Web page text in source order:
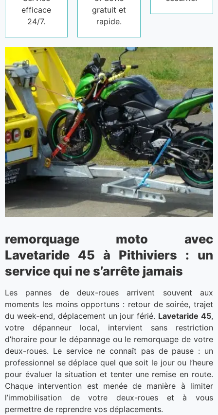
efficace
24/7.
gratuit et
rapide.
remorquage moto avec
Lavetaride 45 à Pithiviers : un
service qui ne s’arrête jamais
Les pannes de deux-roues arrivent souvent aux
moments les moins opportuns : retour de soirée, trajet
du week-end, déplacement un jour férié. Lavetaride 45,
votre dépanneur local, intervient sans restriction
d’horaire pour le dépannage ou le remorquage de votre
deux-roues. Le service ne connaît pas de pause : un
professionnel se déplace quel que soit le jour ou l’heure
pour évaluer la situation et tenter une remise en route.
Chaque intervention est menée de manière à limiter
l’immobilisation de votre deux-roues et à vous
permettre de reprendre vos déplacements.